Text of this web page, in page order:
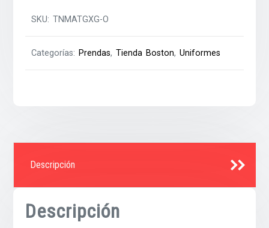
SKU:TNMATGXG-O
Categorías: Prendas,Tienda Boston,Uniformes
Descripción
Descripción